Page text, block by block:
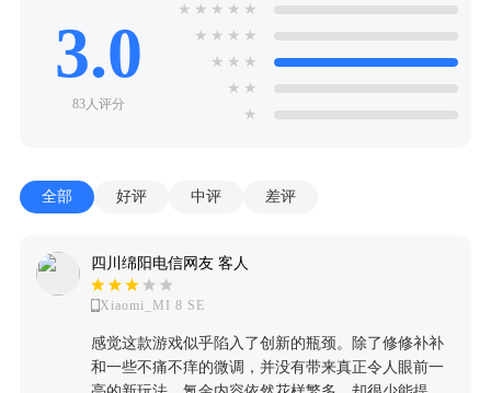
3.0
83人评分
★ ★ ★ ★ ★
★ ★ ★ ★
★ ★ ★
★ ★
★
全部 好评 中评 差评
四川绵阳电信网友 客人
Xiaomi_MI 8 SE
感觉这款游戏似乎陷入了创新的瓶颈。除了修修补补
和一些不痛不痒的微调，并没有带来真正令人眼前一